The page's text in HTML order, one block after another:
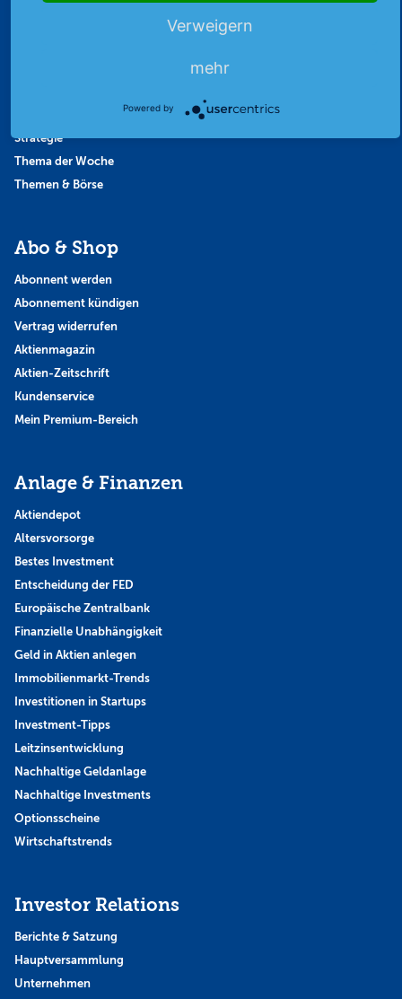
Strategie
Thema der Woche
Themen & Börse
Abo & Shop
Abonnent werden
Abonnement kündigen
Vertrag widerrufen
Aktienmagazin
Aktien-Zeitschrift
Kundenservice
Mein Premium-Bereich
Anlage & Finanzen
Aktiendepot
Altersvorsorge
Bestes Investment
Entscheidung der FED
Europäische Zentralbank
Finanzielle Unabhängigkeit
Geld in Aktien anlegen
Immobilienmarkt-Trends
Investitionen in Startups
Investment-Tipps
Leitzinsentwicklung
Nachhaltige Geldanlage
Nachhaltige Investments
Optionsscheine
Wirtschaftstrends
Investor Relations
Berichte & Satzung
Hauptversammlung
Unternehmen
Verweigern
mehr
Powered by